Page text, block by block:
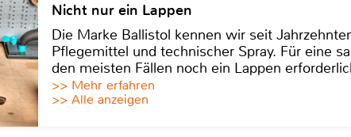
Nicht nur ein Lappen
Die Marke Ballistol kennen wir seit
Pflegemittel und technischer Spray. Für eine
den meisten Fällen noch ein Lappen
>> Mehr erfahren
>> Alle anzeigen